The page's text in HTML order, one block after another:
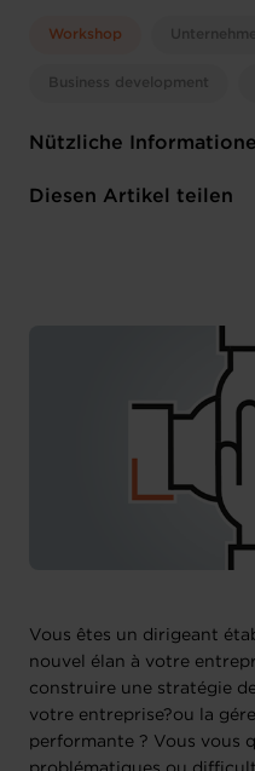
Workshop
Business development
Nützliche
Montag 30 Jan 2023 >
Diesen Artikel teilen
Vous êtes un dirigeant
nouvel élan à votre
construire une stratégie
votre entreprise?ou la
performante ? Vous vous